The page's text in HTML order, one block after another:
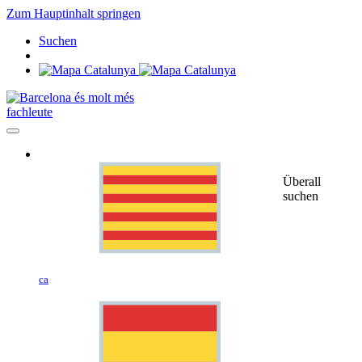
Zum Hauptinhalt springen
Suchen
fachleute
ca
Überall
suchen